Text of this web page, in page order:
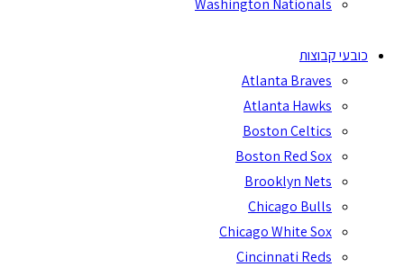
Washington Nationals
כובעי קבוצות
Atlanta Braves
Atlanta Hawks
Boston Celtics
Boston Red Sox
Brooklyn Nets
Chicago Bulls
Chicago White Sox
Cincinnati Reds